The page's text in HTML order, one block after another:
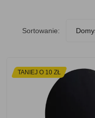
Sortowanie:
TANIEJ O 10 ZŁ